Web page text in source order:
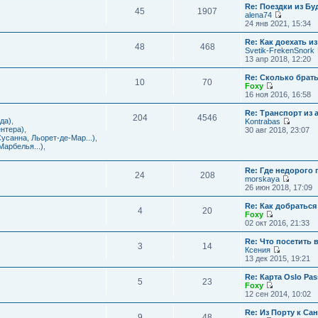
ю
о
б
щ
е
н
и
ю
е
м
у
с
о
о
б
щ
е
и
ю
л
д
н
е
м
у
с
о
б
щ
е
н
и
к
п
о
л
е
д
н
е
у
с
о
о
б
и
ю
45 1907
Re: Поездки из
alena74
П
е
р
е
й
т
к
п
о
л
е
д
с
о
о
щ
н
и
ю
24 янв 2021, 15:34
48 468
Re: Как доехать
Svetik-FrekenSnork
13 апр 2018, 12:20
10 70
Re: Сколько
Foxy
П
е
р
е
й
т
п
о
с
л
е
д
н
е
с
о
о
щ
н
и
ю
16 ноя 2016, 16:58
Льорет-де-Мар...)
204 4546
Re: Транспорт из
Kontrabas
П
й
т
п
о
л
е
д
е
с
о
о
щ
30 авг 2018, 23:07
24 208
Re: Где недорого
morskaya
П
е
р
е
й
т
к
п
о
л
д
н
е
26 июн 2018, 17:09
4 20
Re: Как
Foxy
П
е
р
е
й
т
к
п
о
л
02 окт 2016, 21:33
3 14
Re: Что посетить
Ксения
П
е
р
е
й
т
13 дек 2015, 19:21
5 23
Re: Карта Oslo
Foxy
П
е
р
12 сен 2014, 10:02
Re: Из Порту к